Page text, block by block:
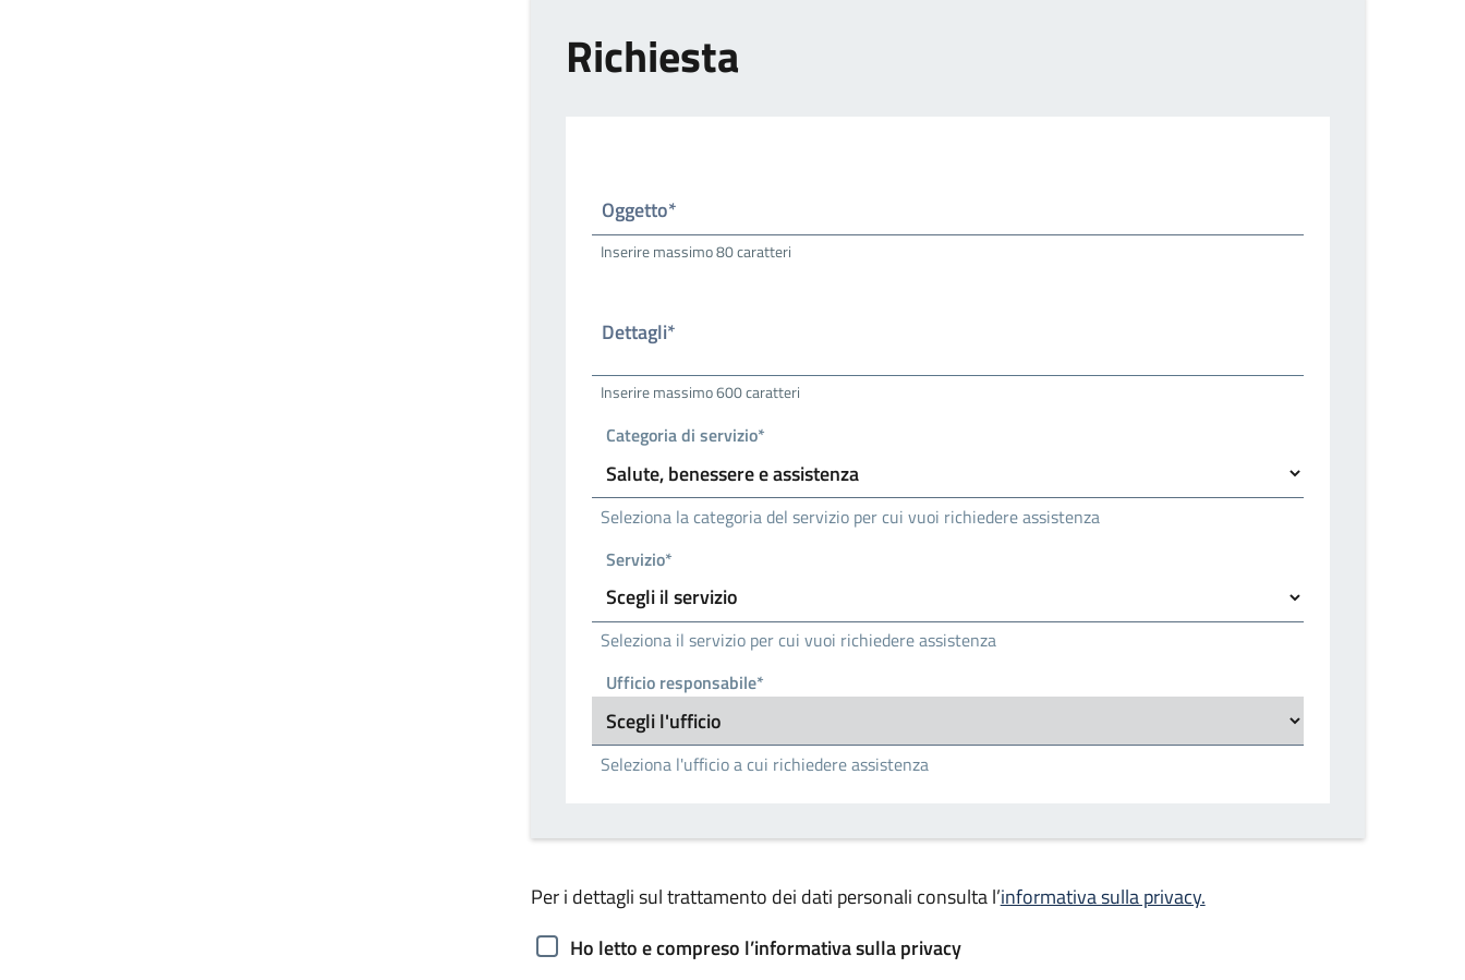
Richiesta
Oggetto*
Inserire massimo 80 caratteri
Dettagli*
Inserire massimo 600 caratteri
Categoria di servizio*
Seleziona la categoria del servizio per cui vuoi richiedere assistenza
Servizio*
Seleziona il servizio per cui vuoi richiedere assistenza
Ufficio responsabile*
Seleziona l'ufficio a cui richiedere assistenza
Per i dettagli sul trattamento dei dati personali consulta l’informativa sulla privacy.
Ho letto e compreso l’informativa sulla privacy